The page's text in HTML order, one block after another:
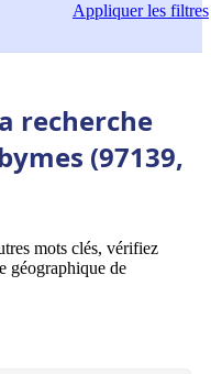
Appliquerles filtres
recherche
(97139,
mots clés, vérifiez
géographique de